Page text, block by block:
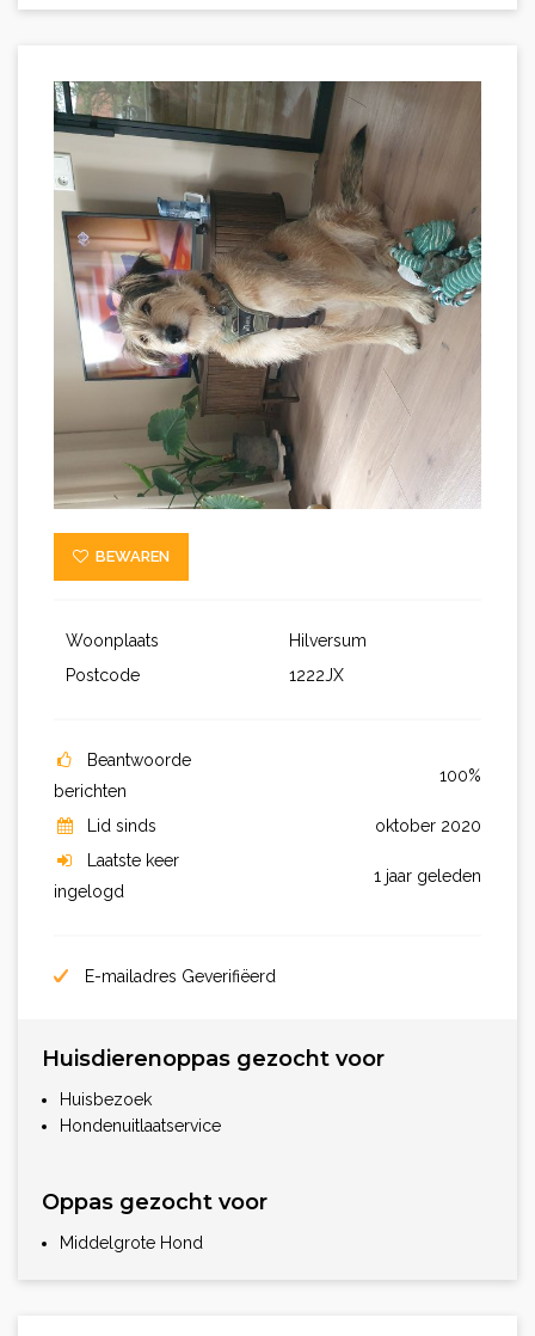
BEWAREN
Woonplaats
Hilversum
Postcode
1222JX
Beantwoorde
berichten
100%
Lid sinds
oktober 2020
Laatste keer
ingelogd
1 jaar geleden
E-mailadres Geverifiëerd
Huisdierenoppas gezocht voor
Huisbezoek
Hondenuitlaatservice
Oppas gezocht voor
Middelgrote Hond